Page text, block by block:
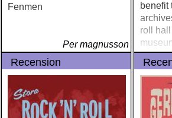
Fenmen
Per magnusson
benefit
roll hall
Recension